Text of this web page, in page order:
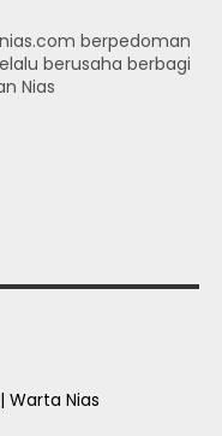
berpedoman
berusaha berbagi
Nias
Warta Nias